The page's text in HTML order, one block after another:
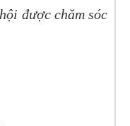
được chăm sóc